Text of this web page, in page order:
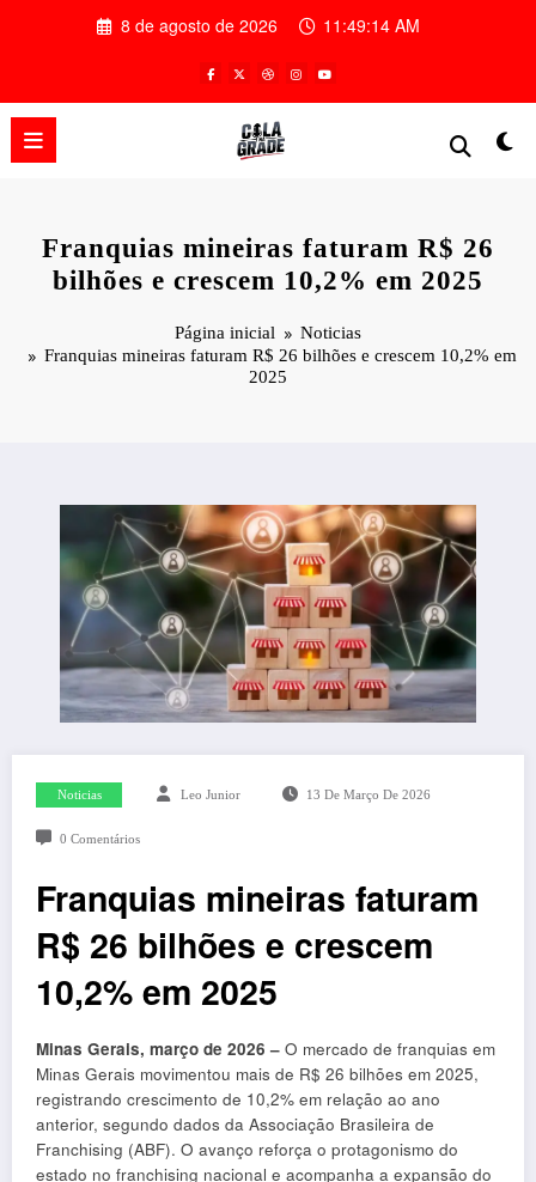
8 de agosto de 2026 11:49:15 AM
Franquias mineiras faturam R$ 26
bilhões e crescem 10,2% em 2025
Página inicial
Noticias
Franquias mineiras faturam R$ 26 bilhões e crescem 10,2% em
2025
Noticias Leo Junior 13 De Março De 2026
0 Comentários
Franquias mineiras faturam
R$ 26 bilhões e crescem
10,2% em 2025
Minas Gerais, março de 2026 – O mercado de franquias em
Minas Gerais movimentou mais de R$ 26 bilhões em 2025,
registrando crescimento de 10,2% em relação ao ano
anterior, segundo dados da Associação Brasileira de
Franchising (ABF). O avanço reforça o protagonismo do
estado no franchising nacional e acompanha a expansão do